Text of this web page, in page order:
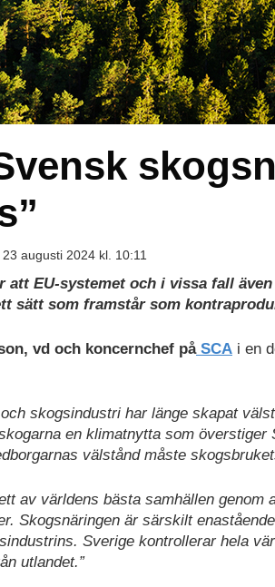
augusti 2024 kl. 10:11
att EU-systemet och i vissa fall
sätt som framstår som
vd och koncernchef påSCA i en
skogsindustri har länge skapat
en klimatnytta som
välstånd måste
av världens bästa samhällen
Skogsnäringen är särskilt
Sverige kontrollerar hela
utlandet.”